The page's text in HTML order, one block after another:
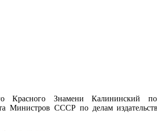
Знамени Калининский
Министров СССР по делам